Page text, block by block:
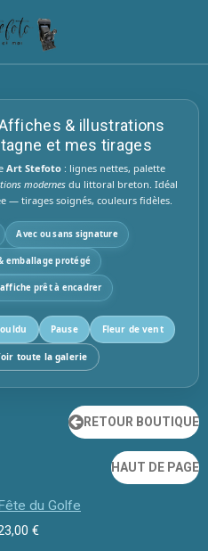
& illustrations
et mes tirages
Art Stefoto: lignes nettes, palette
modernes du littoral breton. Idéal
— tirages soignés, couleurs fidèles.
Avec ou sans signature
emballage protégé
prêt à encadrer
Pause Fleur de vent
toute la galerie
RETOUR BOUTIQUE
HAUT DE PAGE
du Golfe
€